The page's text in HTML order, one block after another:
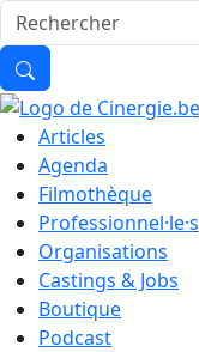
Articles
Agenda
Filmothèque
Professionnel·le·s
Organisations
Castings & Jobs
Boutique
Podcast